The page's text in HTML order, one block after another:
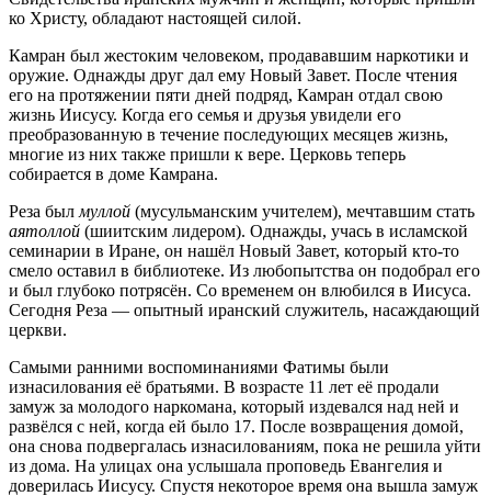
ко Христу, обладают настоящей силой.
Камран был жестоким человеком, продававшим наркотики и
оружие. Однажды друг дал ему Новый Завет. После чтения
его на протяжении пяти дней подряд, Камран отдал свою
жизнь Иисусу. Когда его семья и друзья увидели его
преобразованную в течение последующих месяцев жизнь,
многие из них также пришли к вере. Церковь теперь
собирается в доме Камрана.
Реза был муллой (мусульманским учителем), мечтавшим стать
аятоллой (шиитским лидером). Однажды, учась в исламской
семинарии в Иране, он нашёл Новый Завет, который кто-то
смело оставил в библиотеке. Из любопытства он подобрал его
и был глубоко потрясён. Со временем он влюбился в Иисуса.
Сегодня Реза — опытный иранский служитель, насаждающий
церкви.
Самыми ранними воспоминаниями Фатимы были
изнасилования её братьями. В возрасте 11 лет её продали
замуж за молодого наркомана, который издевался над ней и
развёлся с ней, когда ей было 17. После возвращения домой,
она снова подвергалась изнасилованиям, пока не решила уйти
из дома. На улицах она услышала проповедь Евангелия и
доверилась Иисусу. Спустя некоторое время она вышла замуж